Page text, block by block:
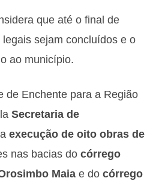
que até o final de
sejam concluídos e o
ao município.
de Enchente para a Região
Secretaria de
execução de oito obras de
nas bacias do córrego
Maia e do córrego